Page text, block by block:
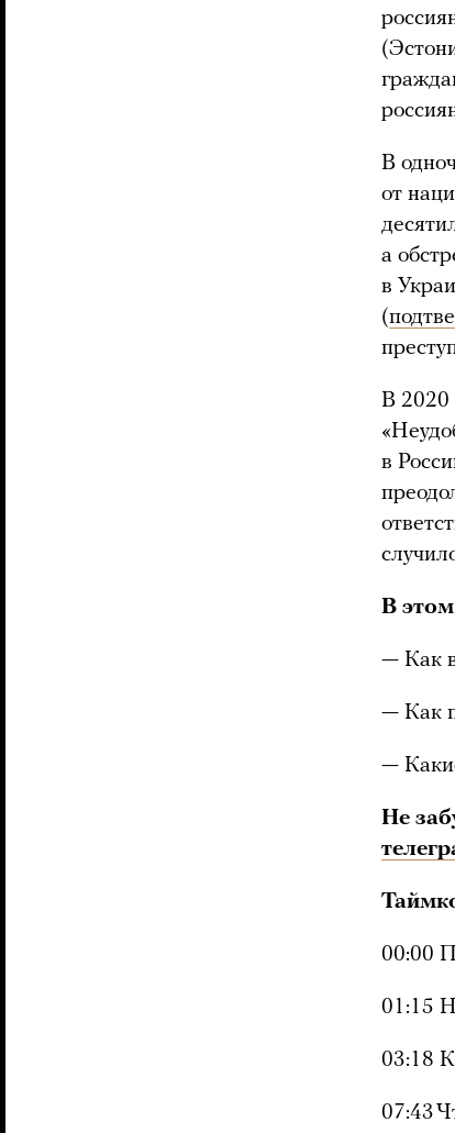
В
от
а
в
(
В 2020
в
В
— Как
— Как
—
Не
00:00
01:15
03:18
07:43